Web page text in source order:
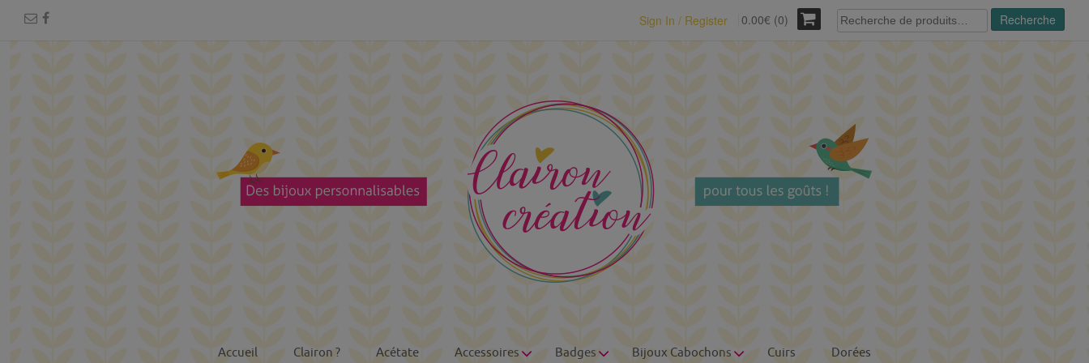
Sign In / Register 0.00€ (0)
Recherche
pour :
Recherche
Accueil Clairon ? Acétate Accessoires Badges Bijoux Cabochons Cuirs Dorées